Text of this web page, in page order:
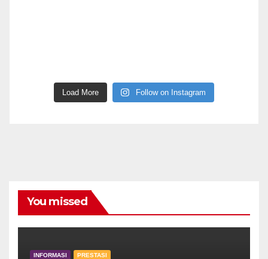
Load More Follow on Instagram
You missed
INFORMASI PRESTASI